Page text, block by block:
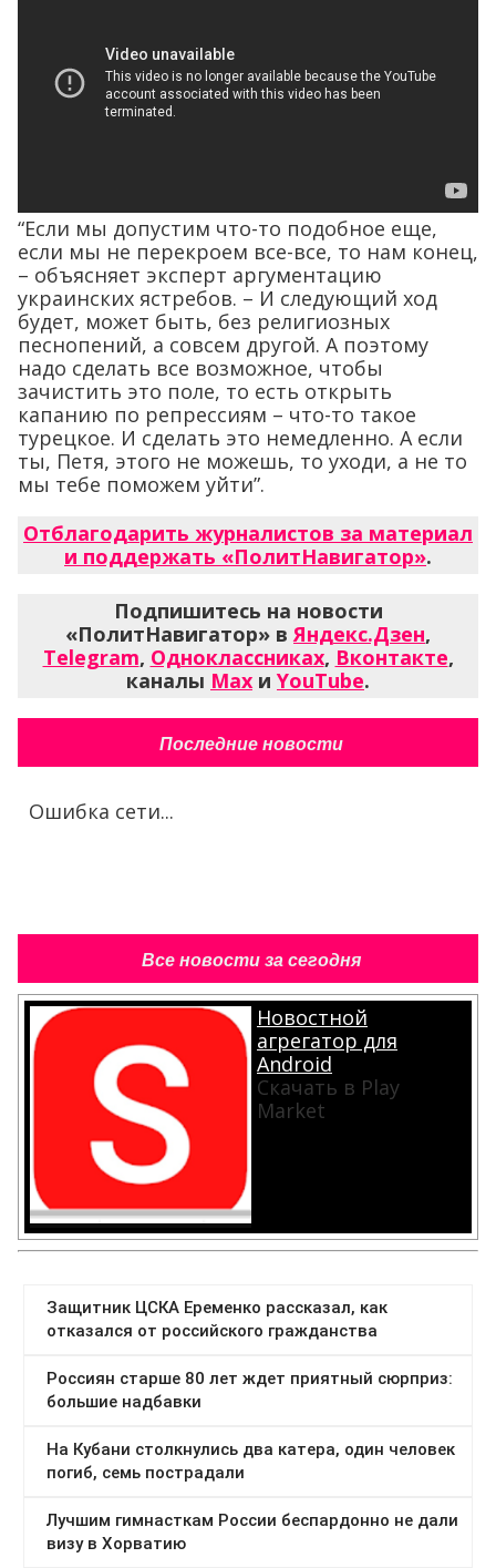
“Если мы допустим что-то подобное еще,
если мы не перекроем все-все, то нам конец,
– объясняет эксперт аргументацию
украинских ястребов. – И следующий ход
будет, может быть, без религиозных
песнопений, а совсем другой. А поэтому
надо сделать все возможное, чтобы
зачистить это поле, то есть открыть
капанию по репрессиям – что-то такое
турецкое. И сделать это немедленно. А если
ты, Петя, этого не можешь, то уходи, а не то
мы тебе поможем уйти”.
Отблагодарить журналистов за материал
и поддержать «ПолитНавигатор».
Подпишитесь на новости
«ПолитНавигатор» вЯндекс.Дзен,
Telegram, Одноклассниках, Вконтакте,
каналы Max и YouTube.
Последние новости
Ошибка сети...
Все новости за сегодня
Новостной
агрегатор для
Android
Скачать в Play
Market